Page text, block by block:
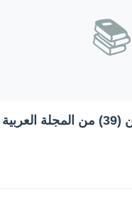
📚
العدد التاسع والثلاثين (39) من المجلة العربية